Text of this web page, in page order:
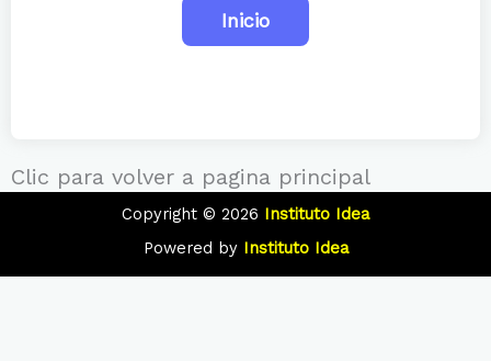
Clic para volver a pagina principal
Copyright © 2026 Instituto Idea
Powered by Instituto Idea